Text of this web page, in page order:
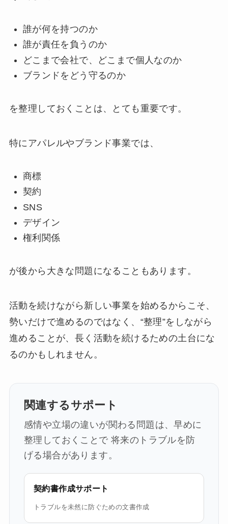
誰が何を持つのか
誰が責任を負うのか
どこまで会社で、どこまで個人なのか
ブランドをどう守るのか
を整理しておくことは、とても重要です。
特にアパレルやブランド事業では、
商標
契約
SNS
デザイン
権利関係
が後から大きな問題になることもあります。
活動を続けながら新しい事業を始めるからこそ、
勢いだけで進めるのではなく、“整理”をしながら
進めることが、長く活動を続けるための土台にな
るのかもしれません。
関連するサポート
感情や立場の違いが関わる問題は、早めに
整理しておくことで 将来のトラブルを防
げる場合があります。
契約書作成サポート
トラブルを未然に防ぐための文書作成